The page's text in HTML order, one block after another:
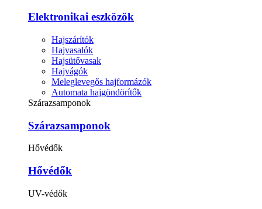
Elektronikai eszközök
Hajszárítók
Hajvasalók
Hajsütővasak
Hajvágók
Meleglevegős hajformázók
Automata hajgöndörítők
Szárazsamponok
Szárazsamponok
Hővédők
Hővédők
UV-védők